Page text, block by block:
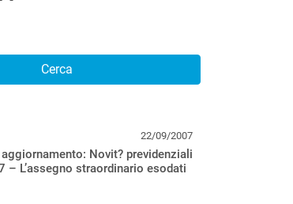
Cerca
22/09/2007
Novit? previdenziali
– L’assegno straordinario esodati